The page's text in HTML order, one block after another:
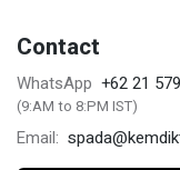
Contact
WhatsApp +62 21
(9:AM to 8:PM IST)
Email: